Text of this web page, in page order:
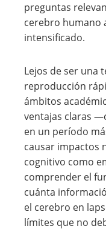
preguntas
cerebro humano
intensificado.
Lejos de ser una
reproducción
ámbitos
ventajas claras
en un período
causar impactos
cognitivo como
comprender el
cuánta
el cerebro en
límites que no